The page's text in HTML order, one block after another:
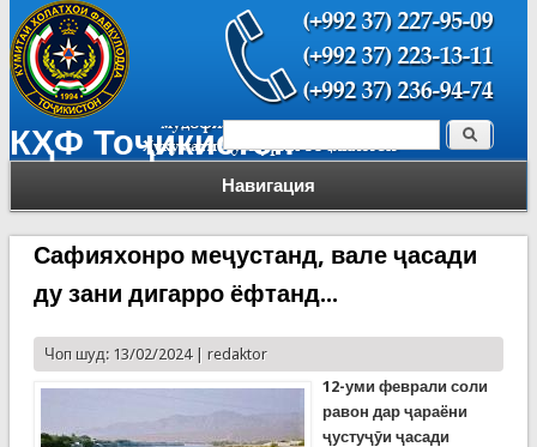
КҲФ Тоҷикистон
Навигация
Форма поиска Поиск
Сафияхонро меҷустанд, вале ҷасади
ду зани дигарро ёфтанд...
Чоп шуд: 13/02/2024 | redaktor
12-уми феврали соли
равон дар ҷараёни
ҷустуҷӯи ҷасади